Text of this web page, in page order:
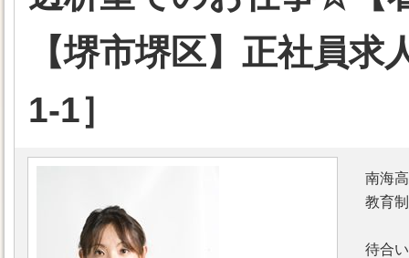
【堺市堺区】正社員
1-1］
南海
教育
待合